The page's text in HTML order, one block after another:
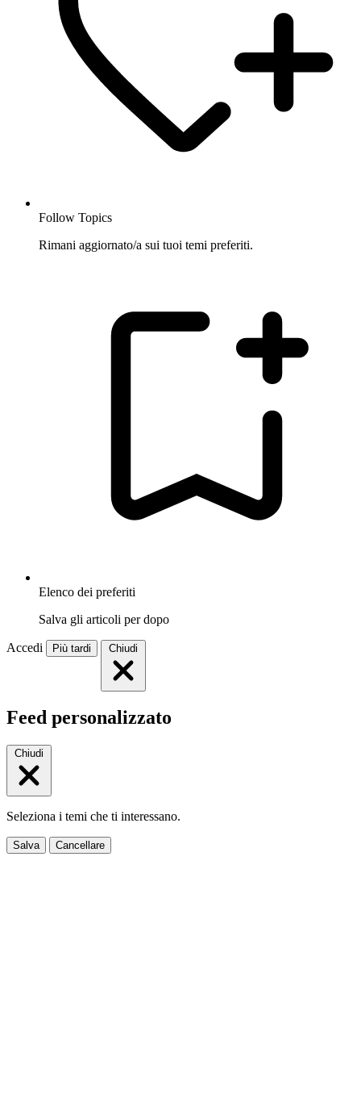
Follow Topics
Rimani aggiornato/a sui tuoi temi preferiti.
Elenco dei preferiti
Salva gli articoli per dopo
Accedi Più tardi Chiudi
Feed personalizzato
Chiudi
Seleziona i temi che ti interessano.
Salva Cancellare